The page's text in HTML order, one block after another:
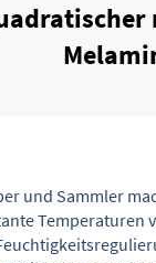
und Sammler
Temperaturen